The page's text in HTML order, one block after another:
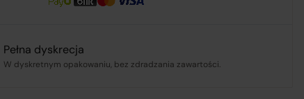
Pełna dyskrecja
W dyskretnym opakowaniu, bez zdradzania zawartości.